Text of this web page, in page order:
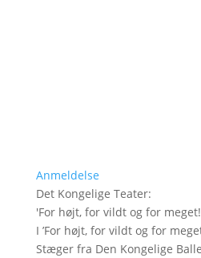
Anmeldelse
Det Kongelige Teater:
'For højt, for vildt og for meget!
I ’For højt, for vildt og for
Stæger fra Den Kongelige